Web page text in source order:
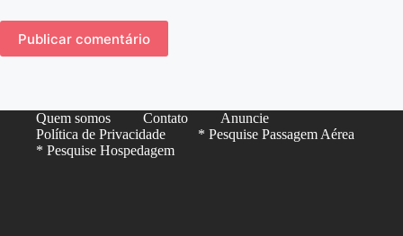
Publicar comentário
Quem somos Contato
Anuncie
Política de Privacidade
* Pesquise Passagem Aérea
* Pesquise Hospedagem